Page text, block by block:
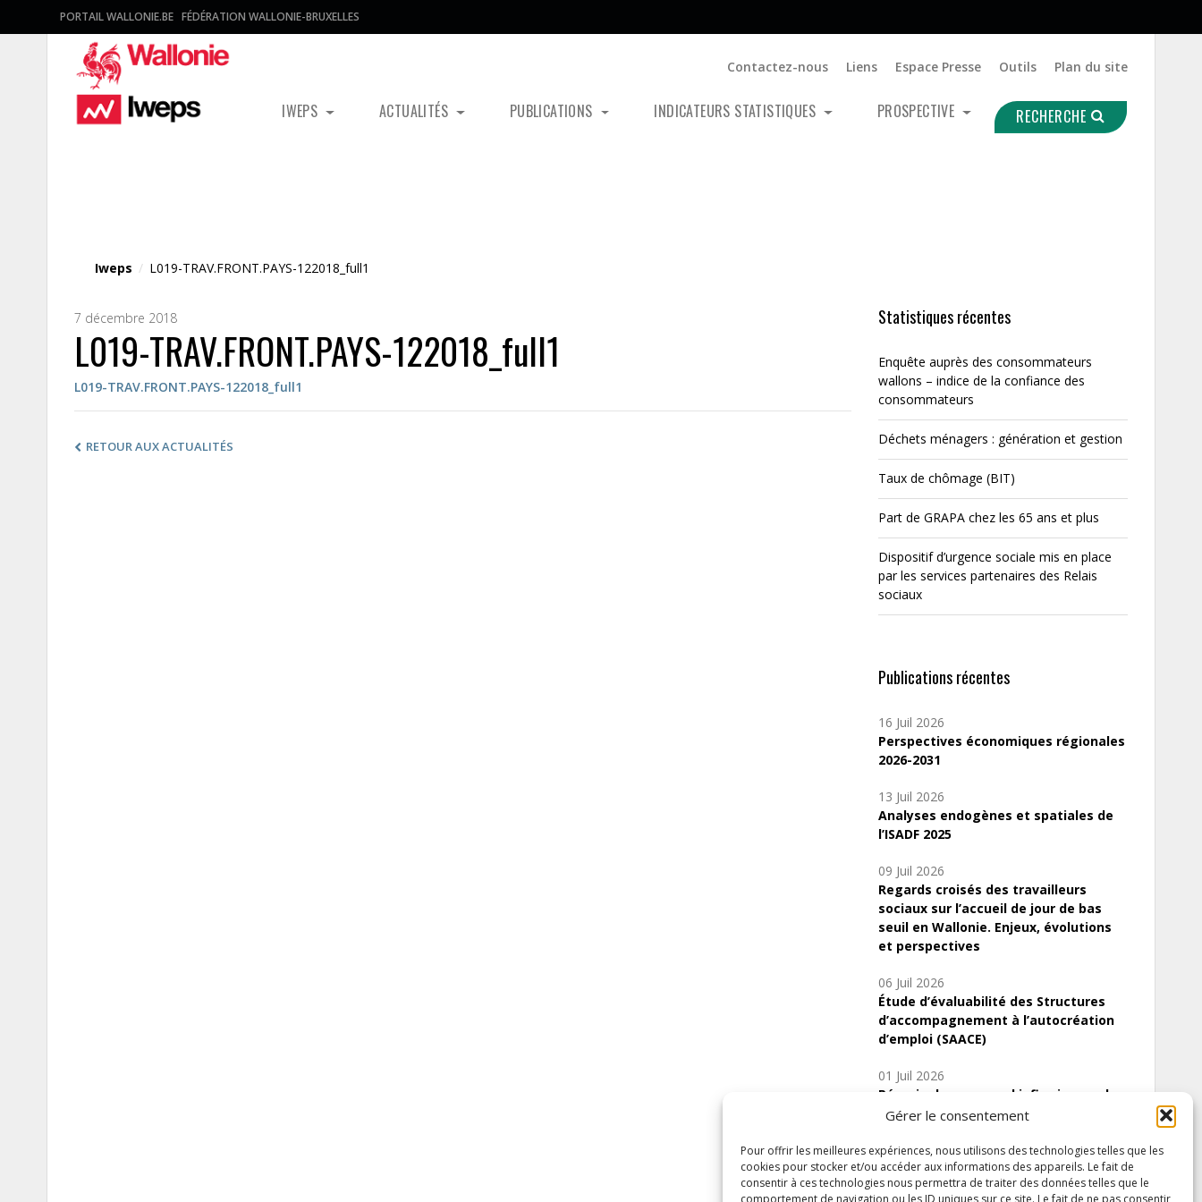
Gérer le consentement
Pour offrir les meilleures expériences, nous utilisons des technologies telles que les
cookies pour stocker et/ou accéder aux informations des appareils. Le fait de
consentir à ces technologies nous permettra de traiter des données telles que le
comportement de navigation ou les ID uniques sur ce site. Le fait de ne pas consentir
PORTAIL WALLONIE.BE FÉDÉRATION WALLONIE-BRUXELLES
Contactez-nous Liens Espace Presse Outils Plan du site
IWEPS ACTUALITÉS PUBLICATIONS INDICATEURS STATISTIQUES PROSPECTIVE RECHERCHE
Iweps / L019-TRAV.FRONT.PAYS-122018_full1
7 décembre 2018
L019-TRAV.FRONT.PAYS-122018_full1
L019-TRAV.FRONT.PAYS-122018_full1
RETOUR AUX ACTUALITÉS
Statistiques récentes
Enquête auprès des consommateurs
wallons – indice de la confiance des
consommateurs
Déchets ménagers : génération et gestion
Taux de chômage (BIT)
Part de GRAPA chez les 65 ans et plus
Dispositif d’urgence sociale mis en place
par les services partenaires des Relais
sociaux
Publications récentes
16 Juil 2026
Perspectives économiques régionales
2026-2031
13 Juil 2026
Analyses endogènes et spatiales de
l’ISADF 2025
09 Juil 2026
Regards croisés des travailleurs
sociaux sur l’accueil de jour de bas
seuil en Wallonie. Enjeux, évolutions
et perspectives
06 Juil 2026
Étude d’évaluabilité des Structures
d’accompagnement à l’autocréation
d’emploi (SAACE)
01 Juil 2026
Pénurie du personnel infirmier :quels
indicateurs d’offre de soins pour